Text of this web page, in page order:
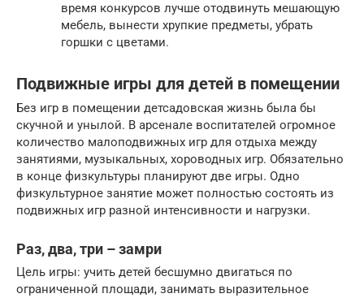
время конкурсов лучше отодвинуть мешающую
мебель, вынести хрупкие предметы, убрать
горшки с цветами.
Подвижные игры для детей в помещении
Без игр в помещении детсадовская жизнь была бы
скучной и унылой. В арсенале воспитателей огромное
количество малоподвижных игр для отдыха между
занятиями, музыкальных, хороводных игр. Обязательно
в конце физкультуры планируют две игры. Одно
физкультурное занятие может полностью состоять из
подвижных игр разной интенсивности и нагрузки.
Раз, два, три – замри
Цель игры: учить детей бесшумно двигаться по
ограниченной площади, занимать выразительное